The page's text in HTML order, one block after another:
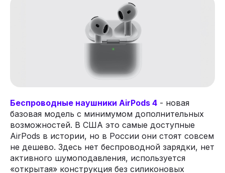
Беспроводные наушники AirPods 4 - новая
базовая модель с минимумом дополнительных
возможностей. В США это самые доступные
AirPods в истории, но в России они стоят совсем
не дешево. Здесь нет беспроводной зарядки, нет
активного шумоподавления, используется
«открытая» конструкция без силиконовых